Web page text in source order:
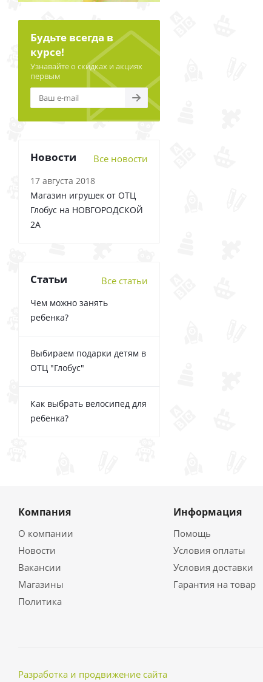
Будьте всегда в
курсе!
Узнавайте о скидках и акциях
первым
Новости Все новости
17 августа 2018
Магазин игрушек от ОТЦ
Глобус на НОВГОРОДСКОЙ
2А
Статьи Все статьи
Чем можно занять
ребенка?
Выбираем подарки детям в
ОТЦ "Глобус"
Как выбрать велосипед для
ребенка?
Компания
О компании
Новости
Вакансии
Магазины
Политика
Информация
Помощь
Условия оплаты
Условия доставки
Гарантия на товар
Разработка и продвижение сайта